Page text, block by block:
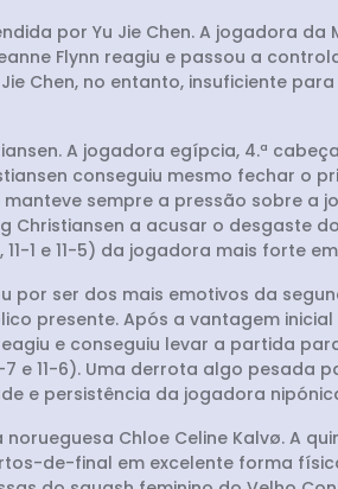
por Yu Jie Chen. A jogadora da
Flynn reagiu e passou a
Chen, no entanto, insuficiente
A jogadora egípcia, 4.ª
conseguiu mesmo fechar o
sempre a pressão sobre a
Christiansen a acusar o desgaste
1 e 11-5) da jogadora mais forte
por ser dos mais emotivos da
presente. Após a vantagem inicial
e conseguiu levar a partida
7 e 11-6). Uma derrota algo pesada
e persistência da jogadora
Chloe Celine Kalvø. A
de-final em excelente forma